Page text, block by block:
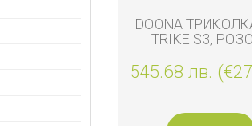
DOONA
TRIKE S3,
545.68 лв.